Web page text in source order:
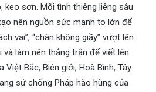
keo sơn. Mối tình thiêng liêng sâu
nên nguồn sức mạnh to lớn để
vai”, “chân không giầy” vượt lên
làm nên thắng trận để viết lên
Việt Bắc, Biên giới, Hoà Bình, Tây
sử chống Pháp hào hùng của